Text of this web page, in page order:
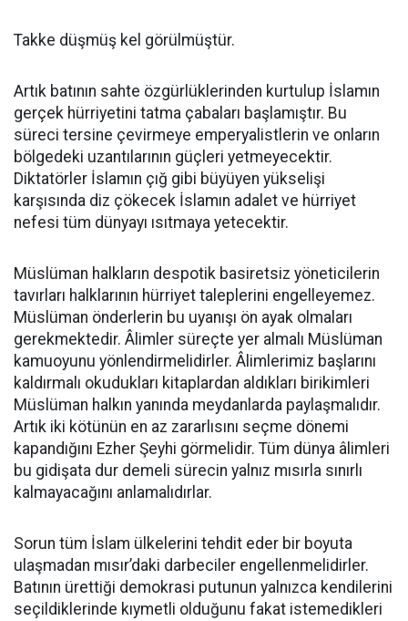
Takke düşmüş kel görülmüştür.
Artık batının sahte özgürlüklerinden kurtulup İslamın
gerçek hürriyetini tatma çabaları başlamıştır. Bu
süreci tersine çevirmeye emperyalistlerin ve onların
bölgedeki uzantılarının güçleri yetmeyecektir.
Diktatörler İslamın çığ gibi büyüyen yükselişi
karşısında diz çökecek İslamın adalet ve hürriyet
nefesi tüm dünyayı ısıtmaya yetecektir.
Müslüman halkların despotik basiretsiz yöneticilerin
tavırları halklarının hürriyet taleplerini engelleyemez.
Müslüman önderlerin bu uyanışı ön ayak olmaları
gerekmektedir. Âlimler süreçte yer almalı Müslüman
kamuoyunu yönlendirmelidirler. Âlimlerimiz başlarını
kaldırmalı okudukları kitaplardan aldıkları birikimleri
Müslüman halkın yanında meydanlarda paylaşmalıdır.
Artık iki kötünün en az zararlısını seçme dönemi
kapandığını Ezher Şeyhi görmelidir. Tüm dünya âlimleri
bu gidişata dur demeli sürecin yalnız mısırla sınırlı
kalmayacağını anlamalıdırlar.
Sorun tüm İslam ülkelerini tehdit eder bir boyuta
ulaşmadan mısır’daki darbeciler engellenmelidirler.
Batının ürettiği demokrasi putunun yalnızca kendilerini
seçildiklerinde kıymetli olduğunu fakat istemedikleri